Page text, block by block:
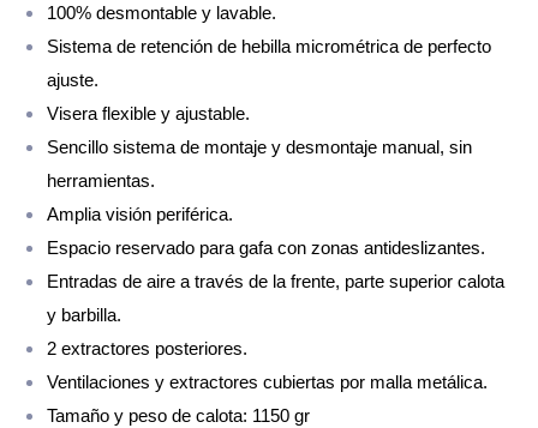
100% desmontable y lavable.
Sistema de retención de hebilla micrométrica de perfecto
ajuste.
Visera flexible y ajustable.
Sencillo sistema de montaje y desmontaje manual, sin
herramientas.
Amplia visión periférica.
Espacio reservado para gafa con zonas antideslizantes.
Entradas de aire a través de la frente, parte superior calota
y barbilla.
2 extractores posteriores.
Ventilaciones y extractores cubiertas por malla metálica.
Tamaño y peso de calota: 1150 gr